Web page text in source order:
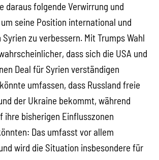
daraus folgende Verwirrung und
seine Position international und
zu verbessern. Mit Trumps Wahl
dass sich die USA und
Deal für Syrien verständigen
umfassen, dass Russland freie
der Ukraine bekommt, während
ihre bisherigen Einflusszonen
Das umfasst vor allem
wird die Situation insbesondere für